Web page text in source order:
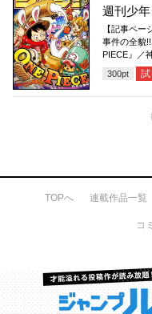
週刊少
【記事ペ
事件の全貌
PIECE』／
300pt 試
TOPへ 連載作品一覧
コ